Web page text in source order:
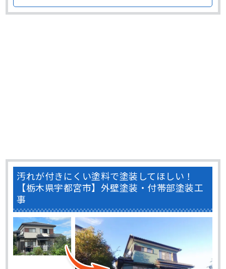
汚れが付きにくい塗料で塗装してほしい！
【栃木県宇都宮市】外壁塗装・付帯部塗装工
事